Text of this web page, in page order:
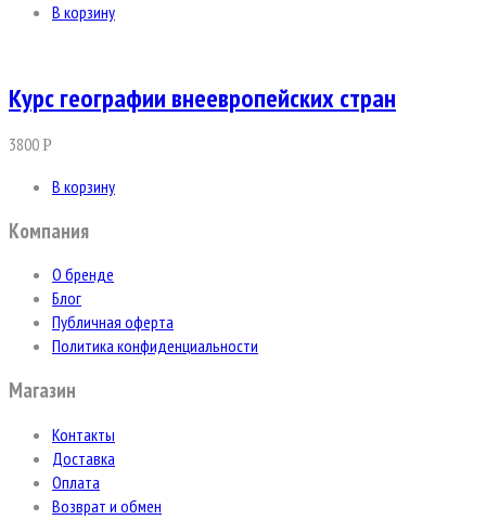
В корзину
Курс географии внеевропейских стран
3800Р
В корзину
Компания
О бренде
Блог
Публичная оферта
Политика конфиденциальности
Магазин
Контакты
Доставка
Оплата
Возврат и обмен